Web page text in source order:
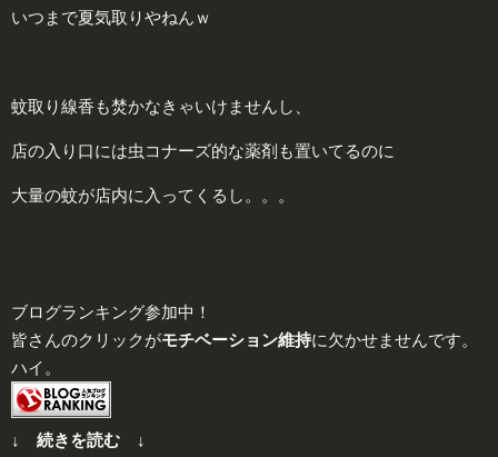
いつまで夏気取りやねんｗ
蚊取り線香も焚かなきゃいけませんし、
店の入り口には虫コナーズ的な薬剤も置いてるのに
大量の蚊が店内に入ってくるし。。。
ブログランキング参加中！
皆さんのクリックがモチベーション維持に欠かせませんです。
ハイ。
↓ 続きを読む ↓